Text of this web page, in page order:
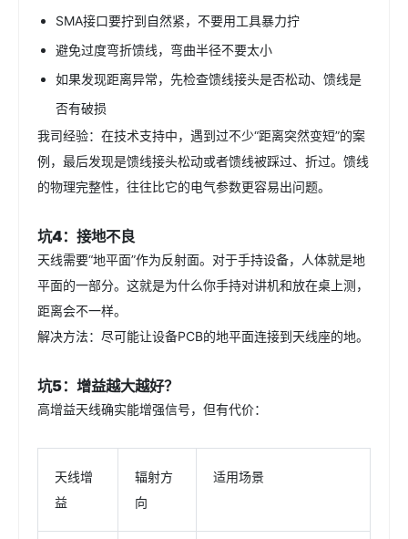
SMA接口要拧到自然紧，不要用工具暴力拧
避免过度弯折馈线，弯曲半径不要太小
如果发现距离异常，先检查馈线接头是否松动、馈线是
否有破损
我司经验：在技术支持中，遇到过不少“距离突然变短”的案
例，最后发现是馈线接头松动或者馈线被踩过、折过。馈线
的物理完整性，往往比它的电气参数更容易出问题。
坑4：接地不良
天线需要“地平面”作为反射面。对于手持设备，人体就是地
平面的一部分。这就是为什么你手持对讲机和放在桌上测，
距离会不一样。
解决方法：尽可能让设备PCB的地平面连接到天线座的地。
坑5：增益越大越好？
高增益天线确实能增强信号，但有代价：
天线增
益
辐射方
向
适用场景